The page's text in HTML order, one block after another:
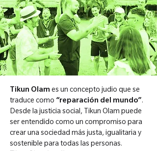
Tikun Olam es un concepto judio que se
traduce como “reparación del mundo”.
Desde la justicia social, Tikun Olam puede
ser entendido como un compromiso para
crear una sociedad más justa, igualitaria y
sostenible para todas las personas.